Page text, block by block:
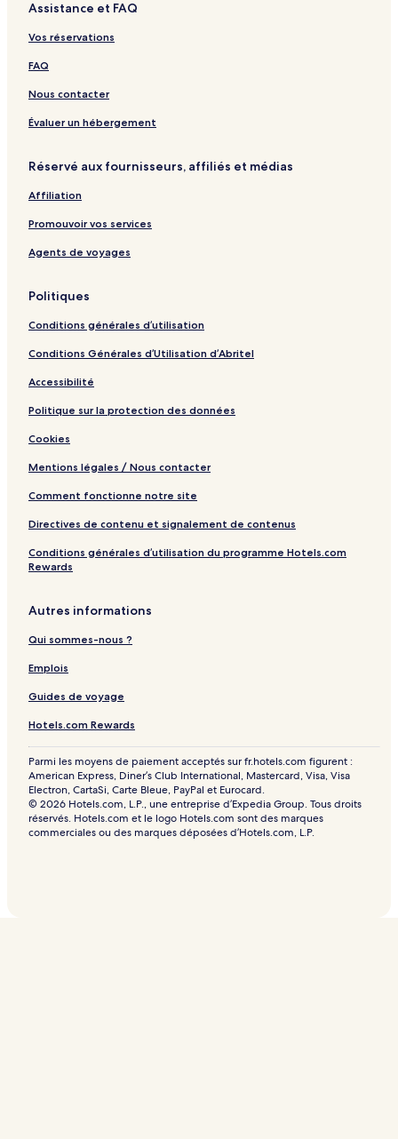
y
t
P
a
t
t
y
a
t
a
y
a
t
c
a
n
R
e
o
o
e
r
y
B
a
H
t
e
l
P
t
y
a
a
Assistance et FAQ
Vos réservations
FAQ
Nous contacter
Évaluer un hébergement
Réservé aux fournisseurs, affiliés et médias
Affiliation
Promouvoir vos services
Agents de voyages
Politiques
Conditions générales d’utilisation
Conditions Générales d’Utilisation d’Abritel
Accessibilité
Politique sur la protection des données
Cookies
Mentions légales / Nous contacter
Comment fonctionne notre site
Directives de contenu et signalement de contenus
Conditions générales d’utilisation du programme Hotels.com
Rewards
Autres informations
Qui sommes-nous ?
Emplois
Guides de voyage
Hotels.com Rewards
Parmi les moyens de paiement acceptés sur fr.hotels.com figurent :
American Express, Diner’s Club International, Mastercard, Visa, Visa
Electron, CartaSi, Carte Bleue, PayPal et Eurocard.
© 2026 Hotels.com, L.P., une entreprise d’Expedia Group. Tous droits
réservés. Hotels.com et le logo Hotels.com sont des marques
commerciales ou des marques déposées d’Hotels.com, L.P.